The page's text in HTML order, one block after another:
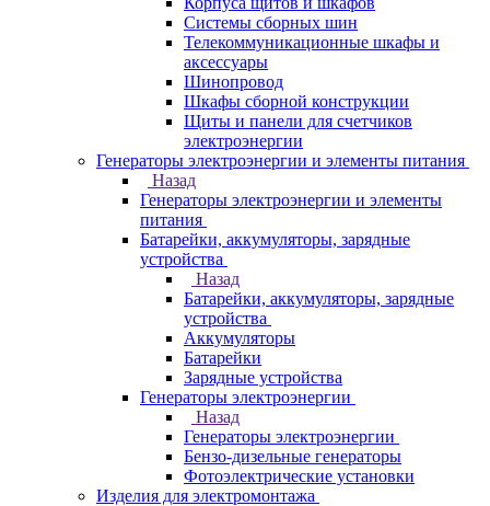
Системы сборных шин
Телекоммуникационные шкафы и
аксессуары
Шинопровод
Шкафы сборной конструкции
Щиты и панели для счетчиков
электроэнергии
Генераторы электроэнергии и элементы питания
Назад
Генераторы электроэнергии и элементы
питания
Батарейки, аккумуляторы, зарядные
устройства
Назад
Батарейки, аккумуляторы, зарядные
устройства
Аккумуляторы
Батарейки
Зарядные устройства
Генераторы электроэнергии
Назад
Генераторы электроэнергии
Бензо-дизельные генераторы
Фотоэлектрические установки
Изделия для электромонтажа